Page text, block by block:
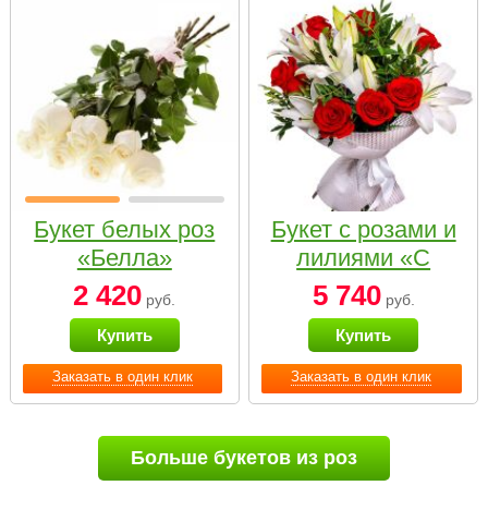
Заказать в один клик
Букет белых роз
«Белла»
2 420 руб.
Купить
Заказать в один клик
Букет с розами и
лилиями «С
наилучшими
пожеланиями»
5 740руб.
Купить
Больше букетов из роз